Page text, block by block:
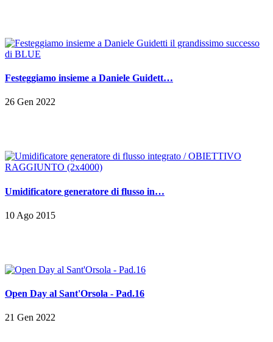
Festeggiamo insieme a Daniele Guidett…
26 Gen 2022
Umidificatore generatore di flusso in…
10 Ago 2015
Open Day al Sant'Orsola - Pad.16
21 Gen 2022